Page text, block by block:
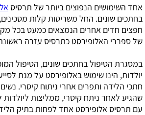
אחד השימושים הנפוצים ביותר של תרסיס
בחתכים שונים. החל משריטות קלות
חפצים חדים אחרים הנמצאים כמעט בכל
של ספררי האלופירסט כתרסיס עזרה
במסגרת הטיפול בחתכים שונים, הטיפול
יולדות, הינו שימוש באלופירסט על מנת
חתכי הלידה ותפרים אחרי ניתוח קיסרי.
שהגיע לאחר ניתח קיסרי, ממליצות ליולדות
עם תרסיס אלופירסט אחד לפחות בתיק